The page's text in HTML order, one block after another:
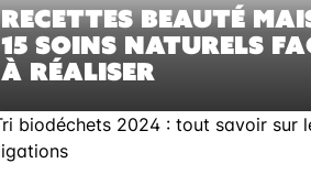
RECETTES BEAUTÉ
15 SOINS NATURELS
À RÉALISER